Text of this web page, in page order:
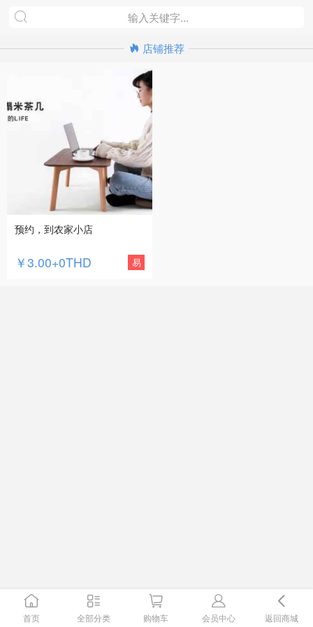
店铺推荐
预约，到农家小店
￥3.00+0THD 易
首页 全部分类 购物车 会员中心 返回商城